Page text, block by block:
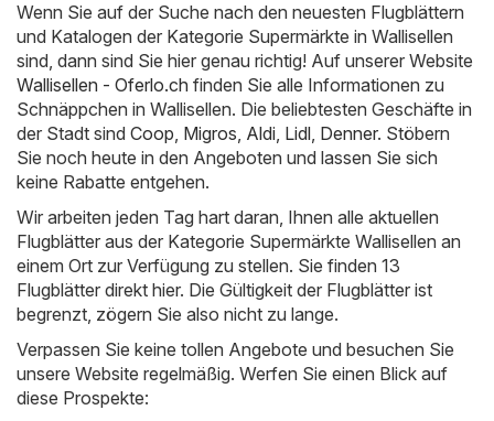
Wenn Sie auf der Suche nach den neuesten Flugblättern
und Katalogen der Kategorie Supermärkte in Wallisellen
sind, dann sind Sie hier genau richtig! Auf unserer Website
Wallisellen - Oferlo.ch finden Sie alle Informationen zu
Schnäppchen in Wallisellen. Die beliebtesten Geschäfte in
der Stadt sind Coop, Migros, Aldi, Lidl, Denner. Stöbern
Sie noch heute in den Angeboten und lassen Sie sich
keine Rabatte entgehen.
Wir arbeiten jeden Tag hart daran, Ihnen alle aktuellen
Flugblätter aus der Kategorie Supermärkte Wallisellen an
einem Ort zur Verfügung zu stellen. Sie finden 13
Flugblätter direkt hier. Die Gültigkeit der Flugblätter ist
begrenzt, zögern Sie also nicht zu lange.
Verpassen Sie keine tollen Angebote und besuchen Sie
unsere Website regelmäßig. Werfen Sie einen Blick auf
diese Prospekte: